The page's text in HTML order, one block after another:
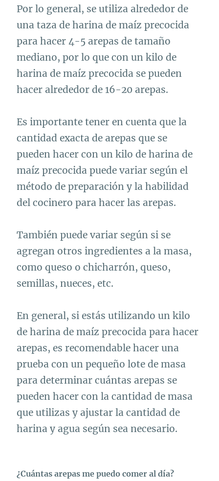
Por lo general, se utiliza alrededor de
una taza de harina de maíz precocida
para hacer 4-5 arepas de tamaño
mediano, por lo que con un kilo de
harina de maíz precocida se pueden
hacer alrededor de 16-20 arepas.
Es importante tener en cuenta que la
cantidad exacta de arepas que se
pueden hacer con un kilo de harina de
maíz precocida puede variar según el
método de preparación y la habilidad
del cocinero para hacer las arepas.
También puede variar según si se
agregan otros ingredientes a la masa,
como queso o chicharrón, queso,
semillas, nueces, etc.
En general, si estás utilizando un kilo
de harina de maíz precocida para hacer
arepas, es recomendable hacer una
prueba con un pequeño lote de masa
para determinar cuántas arepas se
pueden hacer con la cantidad de masa
que utilizas y ajustar la cantidad de
harina y agua según sea necesario.
¿Cuántas arepas me puedo comer al día?